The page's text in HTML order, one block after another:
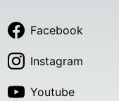
Facebook
Instagram
Youtube